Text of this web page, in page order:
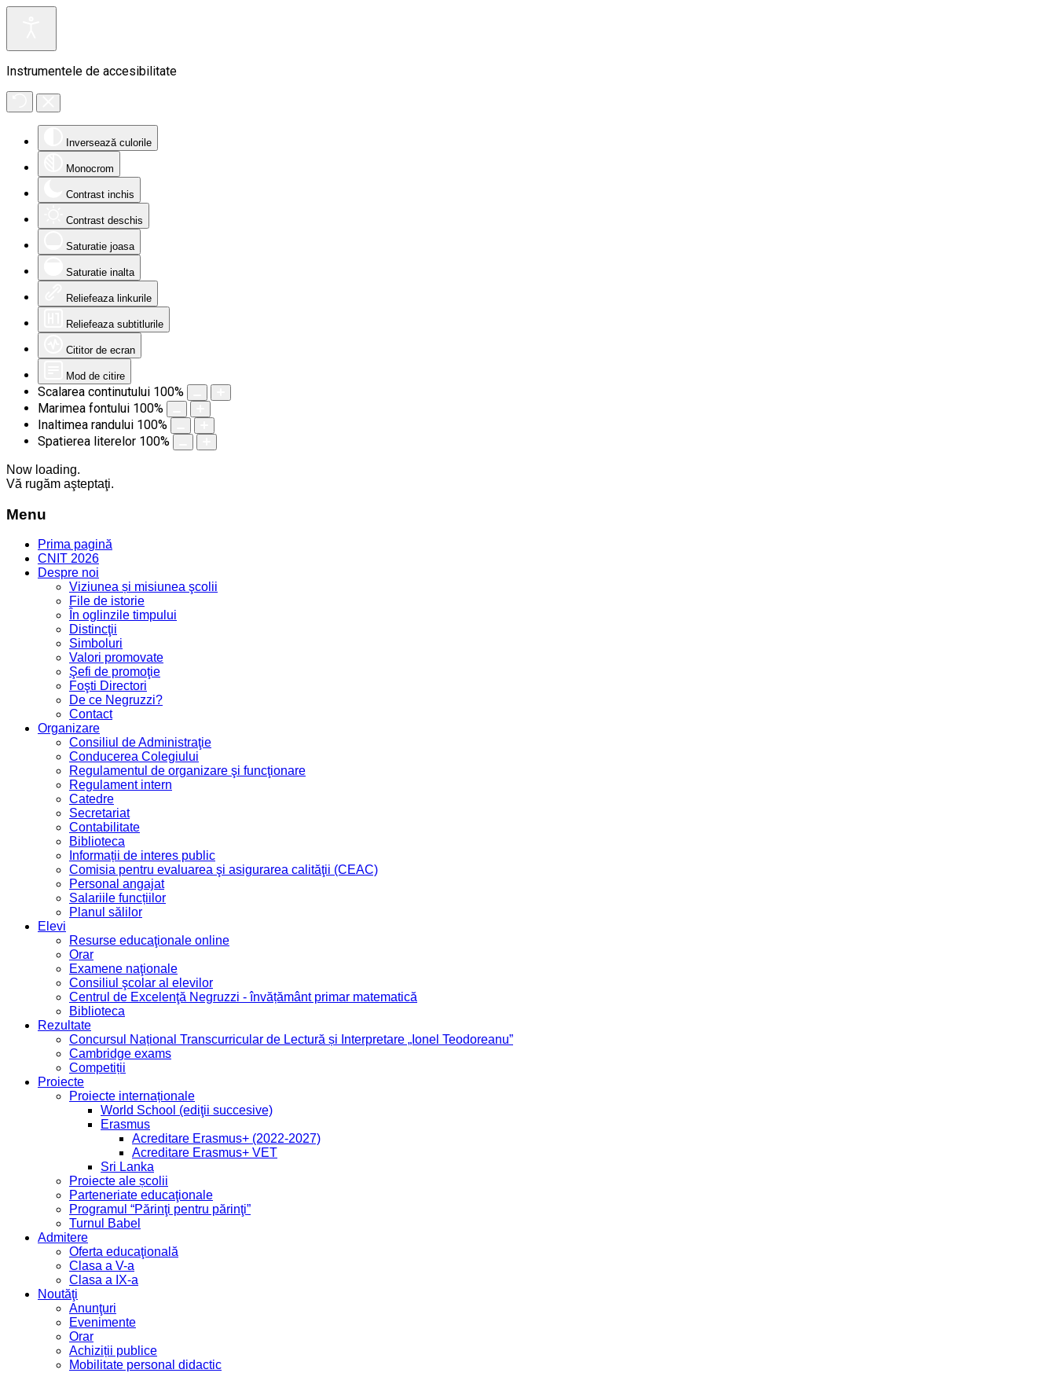
Instrumentele de accesibilitate
Inversează culorile
Monocrom
Contrast inchis
Contrast deschis
Saturatie joasa
Saturatie inalta
Reliefeaza linkurile
Reliefeaza subtitlurile
Cititor de ecran
Mod de citire
Scalarea continutului 100%
Marimea fontului 100%
Inaltimea randului 100%
Spatierea literelor 100%
Now loading.
Vă rugăm aşteptaţi.
Menu
Prima pagină
CNIT 2026
Despre noi
Viziunea și misiunea şcolii
File de istorie
În oglinzile timpului
Distincţii
Simboluri
Valori promovate
Şefi de promoţie
Foşti Directori
De ce Negruzzi?
Contact
Organizare
Consiliul de Administraţie
Conducerea Colegiului
Regulamentul de organizare şi funcţionare
Regulament intern
Catedre
Secretariat
Contabilitate
Biblioteca
Informații de interes public
Comisia pentru evaluarea şi asigurarea calităţii (CEAC)
Personal angajat
Salariile funcțiilor
Planul sălilor
Elevi
Resurse educaţionale online
Orar
Examene naţionale
Consiliul şcolar al elevilor
Centrul de Excelenţă Negruzzi - învățământ primar matematică
Biblioteca
Rezultate
Concursul Național Transcurricular de Lectură și Interpretare „Ionel Teodoreanu”
Cambridge exams
Competiții
Proiecte
Proiecte internaționale
World School (ediţii succesive)
Erasmus
Acreditare Erasmus+ (2022-2027)
Acreditare Erasmus+ VET
Sri Lanka
Proiecte ale școlii
Parteneriate educaţionale
Programul “Părinţi pentru părinţi”
Turnul Babel
Admitere
Oferta educaţională
Clasa a V-a
Clasa a IX-a
Noutăţi
Anunţuri
Evenimente
Orar
Achiziții publice
Mobilitate personal didactic